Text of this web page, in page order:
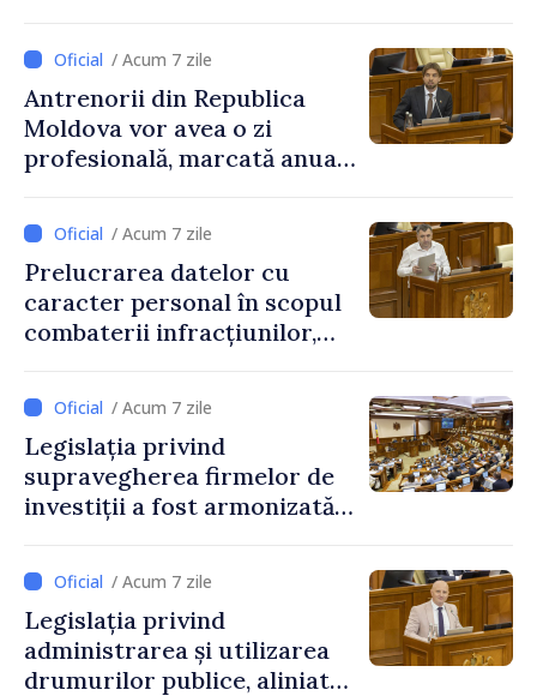
educațional național
/ Acum 7 zile
Antrenorii din Republica
Moldova vor avea o zi
profesională, marcată anual
/ Acum 7 zile
Prelucrarea datelor cu
caracter personal în scopul
combaterii infracțiunilor,
/ Acum 7 zile
Legislația privind
supravegherea firmelor de
investiții a fost armonizată
/ Acum 7 zile
Legislația privind
administrarea și utilizarea
drumurilor publice, aliniată